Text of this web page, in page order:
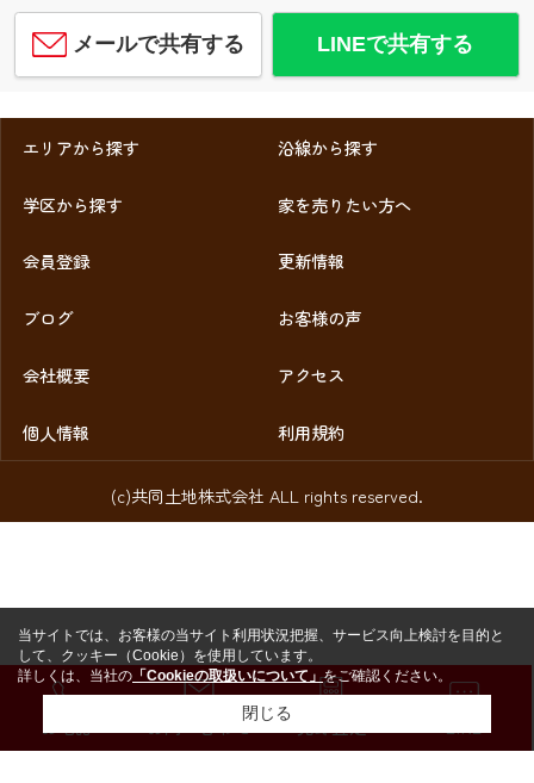
メールで共有する LINEで共有する
エリアから探す 沿線から探す
学区から探す 家を売りたい方へ
会員登録 更新情報
ブログ お客様の声
会社概要 アクセス
個人情報 利用規約
(c)共同土地株式会社 ALL rights reserved.
お問い合わせ
当サイトでは、お客様の当サイト利用状況把握、サービス向上検討を目的と
して、クッキー（Cookie）を使用しています。
詳しくは、当社の 「Cookieの取扱いについて」をご確認ください。
閉じる